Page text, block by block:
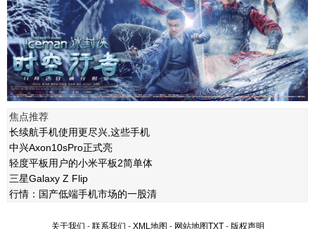
焦点推荐
长续航手机使用更尽兴,这些手机
中兴Axon10sPro正式亮
轻度平板用户的小米平板2简单体
三星Galaxy Z Flip
行情：国产低端手机市场的一股清
关于我们 - 联系我们 - XML地图 - 网站地图TXT- 版权声明